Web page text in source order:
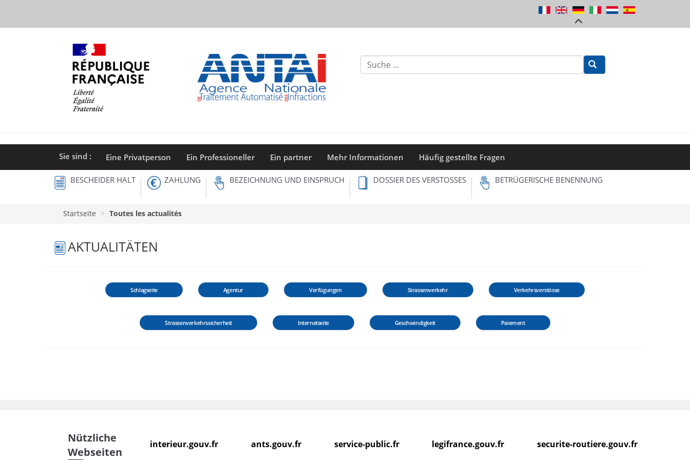
Inhalt
Formulaire
de
Sie sind : Eine Privatperson Ein Professioneller Ein partner Mehr Informationen Häufig gestellte Fragen
BESCHEIDER HALT ZAHLUNG BEZEICHNUNG UND EINSPRUCH DOSSIER DES VERSTOSSES BETRÜGERISCHE BENENNUNG
Startseite Toutes les actualités
AKTUALITÄTEN
Schlagseite Agentur Verfügungen Strassenverkehr Verkehrsverstösse
Strassenverkehrssicherheit Internetseite Geschwindigkeit Paiement
Nützliche
Webseiten
interieur.gouv.fr ants.gouv.fr service-public.fr legifrance.gouv.fr securite-routiere.gouv.fr